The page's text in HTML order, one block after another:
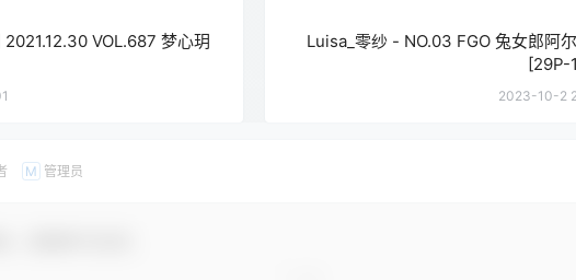
2021.12.30 VOL.687 梦心玥
Luisa_零纱 - NO.03 FGO 兔女郎阿
[29P-
2023-10-2
M 管理员